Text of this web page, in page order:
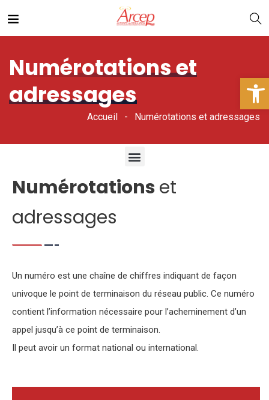
Numérotations et
adressages
Accueil Numérotations et adressages
Numérotationset
adressages
Un numéro est une chaîne de chiffres indiquant de façon
univoque le point de terminaison du réseau public. Ce numéro
contient l’information nécessaire pour l’acheminement d’un
appel jusqu’à ce point de terminaison.
Il peut avoir un format national ou international.